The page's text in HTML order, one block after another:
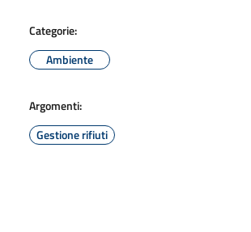
Categorie:
Ambiente
Argomenti:
Gestione rifiuti